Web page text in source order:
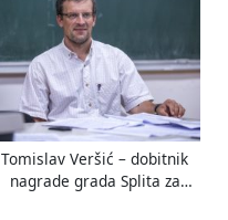
Tomislav Veršić – dobitnik
nagrade grada Splita za